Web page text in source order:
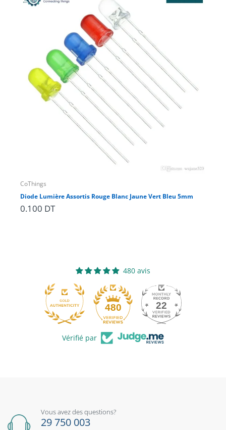
CoThings
Diode Lumière Assortis Rouge Blanc Jaune Vert Bleu 5mm
0.100 DT
480 avis
480 22
Vérifié par
Vous avez des questions?
29 750 003